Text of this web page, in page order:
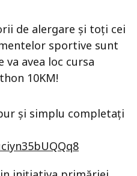
de alergare și toți cei
sportive sunt
va avea loc cursa
10KM!
și simplu completați